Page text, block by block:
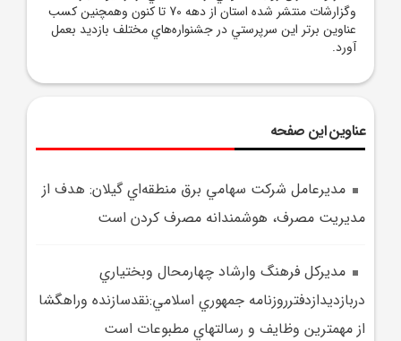
وگزارشات منتشر شده استان از دهه 70 تا کنون وهمچنين کسب
عناوين برتر اين سرپرستي در جشنواره‌هاي مختلف بازديد بعمل
آورد.
عناوین این صفحه
مديرعامل شرکت سهامي برق منطقه‌اي گيلان: هدف از
مديريت مصرف، هوشمندانه مصرف كردن است
مديرکل فرهنگ وارشاد چهارمحال وبختياري
دربازديدازدفترروزنامه جمهوري اسلامي:نقدسازنده وراهگشا
از مهمترين وظايف و رسالتهاي مطبوعات است